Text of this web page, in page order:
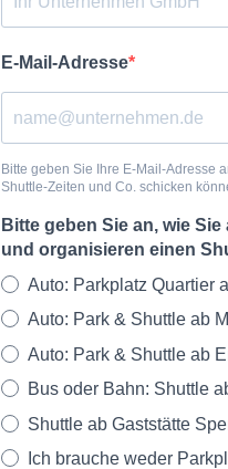
E-Mail-Adresse
Bitte geben Sie Ihre E-Mail-Adresse
Shuttle-Zeiten und Co. schicken
Bitte geben Sie an, wie
und organisieren einen
Auto: Parkplatz Quartier
Auto: Park & Shuttle ab
Auto: Park & Shuttle ab
Bus oder Bahn: Shuttle
Shuttle ab Gaststätte
Ich brauche weder